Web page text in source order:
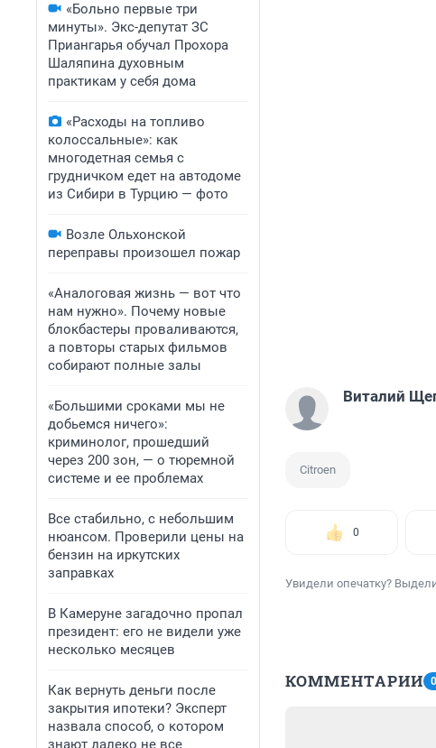
«Больно первые три
минуты». Экс-депутат ЗС
Приангарья обучал Прохора
Шаляпина духовным
практикам у себя дома
«Расходы на топливо
колоссальные»: как
многодетная семья с
грудничком едет на автодоме
из Сибири в Турцию — фото
Возле Ольхонской
переправы произошел пожар
«Аналоговая жизнь — вот что
нам нужно». Почему новые
блокбастеры проваливаются,
а повторы старых фильмов
собирают полные залы
«Большими сроками мы не
добьемся ничего»:
криминолог, прошедший
через 200 зон, — о тюремной
системе и ее проблемах
Все стабильно, с небольшим
нюансом. Проверили цены на
бензин на иркутских
заправках
В Камеруне загадочно пропал
президент: его не видели уже
несколько месяцев
Как вернуть деньги после
закрытия ипотеки? Эксперт
назвала способ, о котором
знают далеко не все
Виталий
Citroen
0
Увидели опечатку?
КОММЕНТАРИИ 0